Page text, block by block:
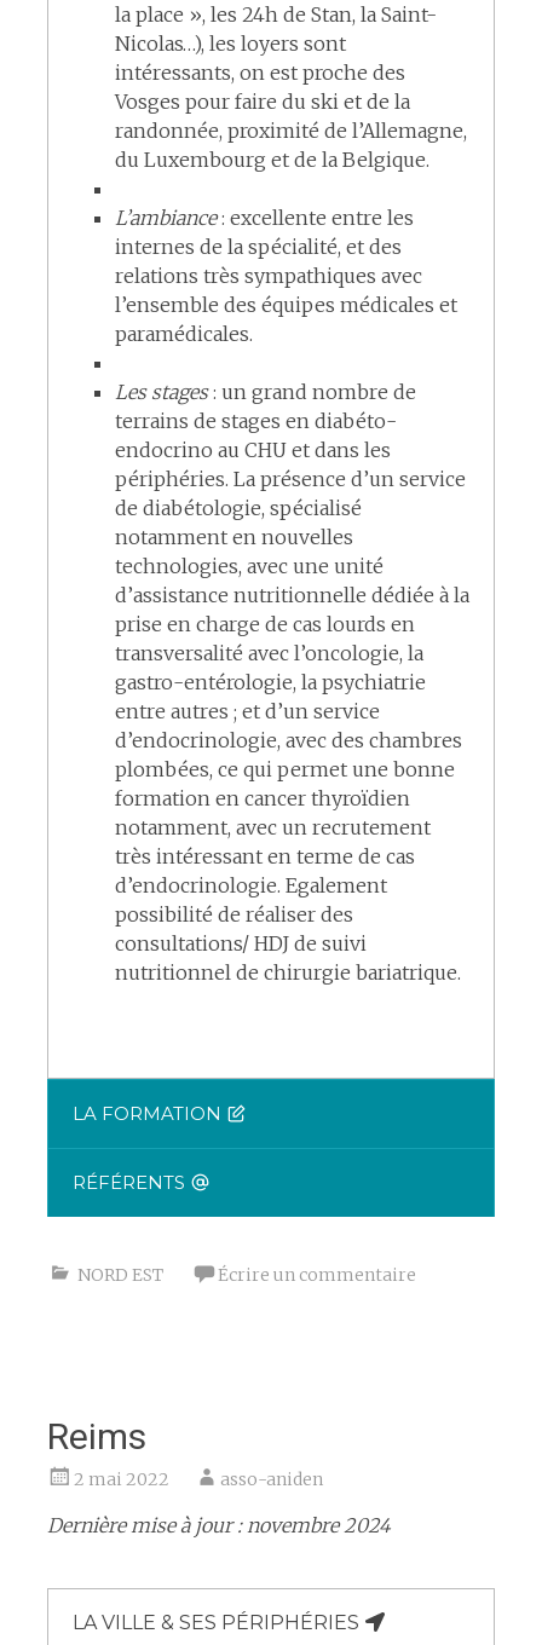
la place », les 24h de Stan, la Saint-
Nicolas…), les loyers sont
intéressants, on est proche des
Vosges pour faire du ski et de la
randonnée, proximité de l’Allemagne,
du Luxembourg et de la Belgique.
L’ambiance: excellente entre les
internes de la spécialité, et des
relations très sympathiques avec
l’ensemble des équipes médicales et
paramédicales.
Les stages: un grand nombre de
terrains de stages en diabéto-
endocrino au CHU et dans les
périphéries. La présence d’un service
de diabétologie, spécialisé
notamment en nouvelles
technologies, avec une unité
d’assistance nutritionnelle dédiée à la
prise en charge de cas lourds en
transversalité avec l’oncologie, la
gastro-entérologie, la psychiatrie
entre autres ; et d’un service
d’endocrinologie, avec des chambres
plombées, ce qui permet une bonne
formation en cancer thyroïdien
notamment, avec un recrutement
très intéressant en terme de cas
d’endocrinologie. Egalement
possibilité de réaliser des
consultations/ HDJ de suivi
nutritionnel de chirurgie bariatrique.
LA FORMATION
RÉFÉRENTS
NORD EST Écrire un commentaire
Reims
2 mai 2022 asso-aniden
Dernière mise à jour : novembre 2024
LA VILLE & SES PÉRIPHÉRIES